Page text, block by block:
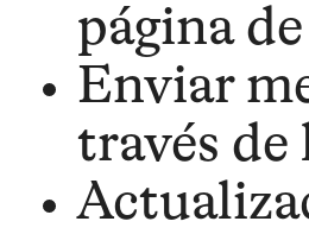
página
Enviar
través de